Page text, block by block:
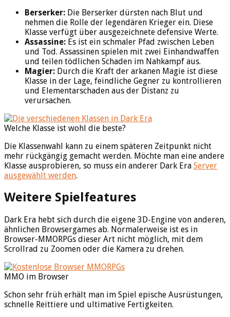
Berserker: Die Berserker dürsten nach Blut und
nehmen die Rolle der legendären Krieger ein. Diese
Klasse verfügt über ausgezeichnete defensive Werte.
Assassine: Es ist ein schmaler Pfad zwischen Leben
und Tod. Assassinen spielen mit zwei Einhandwaffen
und teilen tödlichen Schaden im Nahkampf aus.
Magier: Durch die Kraft der arkanen Magie ist diese
Klasse in der Lage, feindliche Gegner zu kontrollieren
und Elementarschaden aus der Distanz zu
verursachen.
Welche Klasse ist wohl die beste?
Die Klassenwahl kann zu einem späteren Zeitpunkt nicht
mehr rückgängig gemacht werden. Möchte man eine andere
Klasse ausprobieren, so muss ein anderer Dark Era Server
ausgewählt werden.
Weitere Spielfeatures
Dark Era hebt sich durch die eigene 3D-Engine von anderen,
ähnlichen Browsergames ab. Normalerweise ist es in
Browser-MMORPGs dieser Art nicht möglich, mit dem
Scrollrad zu Zoomen oder die Kamera zu drehen.
MMO im Browser
Schon sehr früh erhält man im Spiel epische Ausrüstungen,
schnelle Reittiere und ultimative Fertigkeiten.